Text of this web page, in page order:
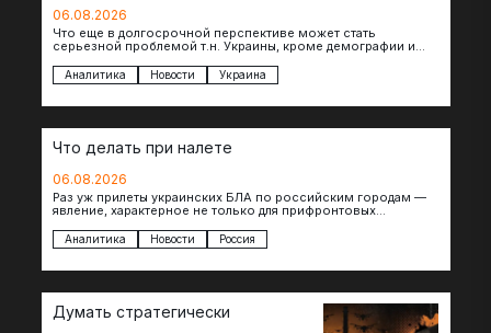
06.08.2026
Что еще в долгосрочной перспективе может стать
серьезной проблемой т.н. Украины, кроме демографии и
которых будет…
Аналитика Новости Украина
Что делать при налете
06.08.2026
Раз уж прилеты украинских БЛА по российским городам —
явление, характерное не только для прифронтовых
Аналитика Новости Россия
Думать стратегически